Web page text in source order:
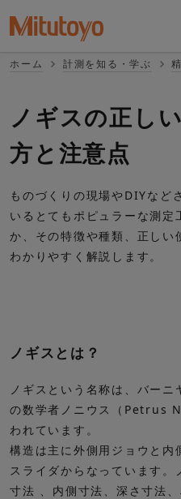
ホーム 計測を知る・学ぶ
ノギスの正し
方と注意点
ものづくりの現場やDIYなど
いるとてもポピュラーな測
か、その特徴や種類、正しい
わかりやすく解説します。
ノギスとは？
ノギスという名称は、バー
の数学者ノニウス（Petrus
われています。
構造は主に外側用ジョウと内
スライダからなっています。
寸法 、内側寸法、深さ寸法